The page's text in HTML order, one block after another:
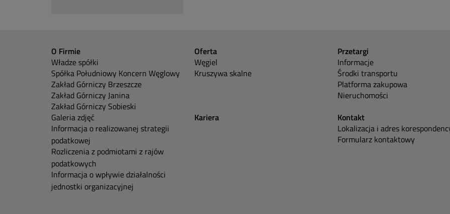
O Firmie
Władze spółki
Spółka Południowy Koncern Węglowy
Zakład Górniczy Brzeszcze
Zakład Górniczy Janina
Zakład Górniczy Sobieski
Galeria zdjęć
Informacja o realizowanej strategii
podatkowej
Rozliczenia z podmiotami z rajów
podatkowych
Informacja o wpływie działalności
jednostki organizacyjnej
Oferta
Węgiel
Kruszywa skalne
Przetargi
Informacje
Środki transportu
Platforma zakupowa
Nieruchomości
Kariera
Kontakt
Lokalizacja i adres
Formularz kontaktowy